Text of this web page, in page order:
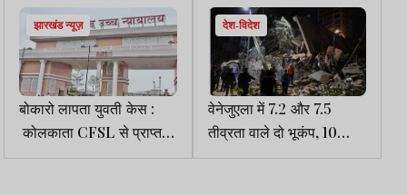
झारखंड न्यूज़
बोकारो लापता युवती केस :
कोलकाता CFSL से प्राप्त
कंकाल का DNA रिपोर्ट
देश-विदेश
वेनेजुएला में 7.2 और 7.5
तीव्रता वाले दो भूकंप, 10
हजार से ज्यादा लोगों के मारे